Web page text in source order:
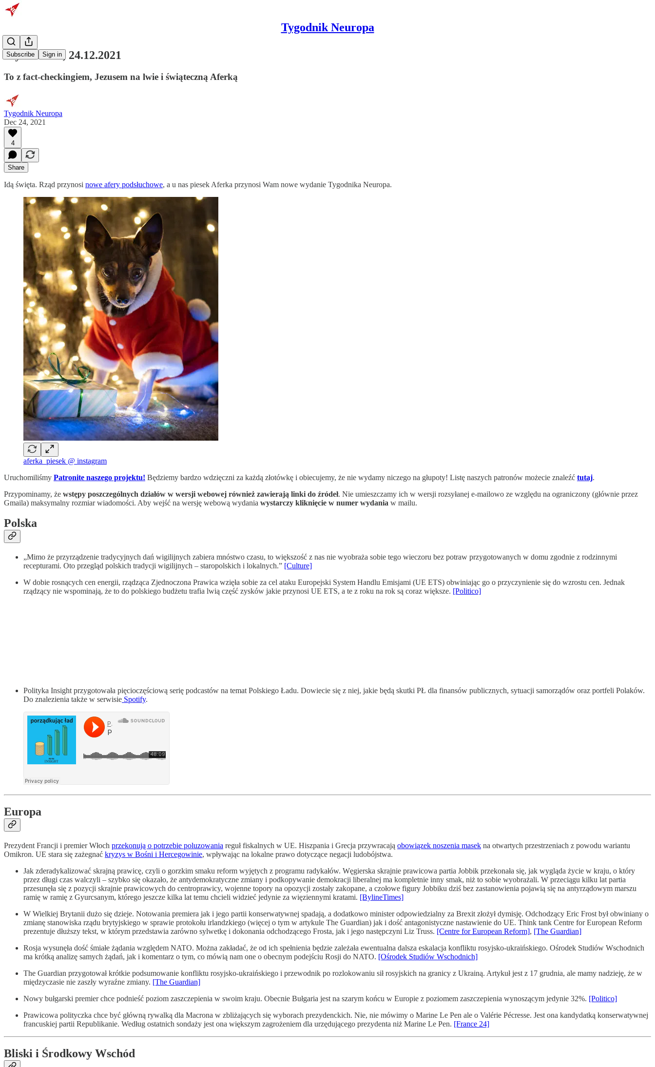
Tygodnik Neuropa
Subscribe Sign in
Wydanie 60, 24.12.2021
To z fact-checkingiem, Jezusem na lwie i świąteczną Aferką
Tygodnik Neuropa
Dec 24, 2021
4
Share
Idą święta. Rząd przynosi nowe afery podsłuchowe, a u nas piesek Aferka przynosi Wam nowe wydanie Tygodnika Neuropa.
aferka_piesek @ instagram
Uruchomiliśmy Patronite naszego projektu! Będziemy bardzo wdzięczni za każdą złotówkę i obiecujemy, że nie wydamy niczego na głupoty! Listę naszych patronów możecie znaleźć tutaj.
Przypominamy, że wstępy poszczególnych działów w wersji webowej również zawierają linki do źródeł. Nie umieszczamy ich w wersji rozsyłanej e-mailowo ze względu na ograniczony (głównie przez
Gmaila) maksymalny rozmiar wiadomości. Aby wejść na wersję webową wydania wystarczy kliknięcie w numer wydania w mailu.
Polska
„Mimo że przyrządzenie tradycyjnych dań wigilijnych zabiera mnóstwo czasu, to większość z nas nie wyobraża sobie tego wieczoru bez potraw przygotowanych w domu zgodnie z rodzinnymi
recepturami. Oto przegląd polskich tradycji wigilijnych – staropolskich i lokalnych.” [Culture]
W dobie rosnących cen energii, rządząca Zjednoczona Prawica wzięła sobie za cel ataku Europejski System Handlu Emisjami (UE ETS) obwiniając go o przyczynienie się do wzrostu cen. Jednak
rządzący nie wspominają, że to do polskiego budżetu trafia lwią część zysków jakie przynosi UE ETS, a te z roku na rok są coraz większe. [Politico]
Polityka Insight przygotowała pięcioczęściową serię podcastów na temat Polskiego Ładu. Dowiecie się z niej, jakie będą skutki PŁ dla finansów publicznych, sytuacji samorządów oraz portfeli Polaków.
Do znalezienia także w serwisie Spotify.
Europa
Prezydent Francji i premier Włoch przekonują o potrzebie poluzowania reguł fiskalnych w UE. Hiszpania i Grecja przywracają obowiązek noszenia masek na otwartych przestrzeniach z powodu wariantu
Omikron. UE stara się zażegnać kryzys w Bośni i Hercegowinie, wpływając na lokalne prawo dotyczące negacji ludobójstwa.
Jak zderadykalizować skrajną prawicę, czyli o gorzkim smaku reform wyjętych z programu radykałów. Węgierska skrajnie prawicowa partia Jobbik przekonała się, jak wygląda życie w kraju, o który
przez długi czas walczyli – szybko się okazało, że antydemokratyczne zmiany i podkopywanie demokracji liberalnej ma kompletnie inny smak, niż to sobie wyobrażali. W przeciągu kilku lat partia
przesunęła się z pozycji skrajnie prawicowych do centroprawicy, wojenne topory na opozycji zostały zakopane, a czołowe figury Jobbiku dziś bez zastanowienia pojawią się na antyrządowym marszu
ramię w ramię z Gyurcsanym, którego jeszcze kilka lat temu chcieli widzieć jedynie za więziennymi kratami. [BylineTimes]
W Wielkiej Brytanii dużo się dzieje. Notowania premiera jak i jego partii konserwatywnej spadają, a dodatkowo minister odpowiedzialny za Brexit złożył dymisję. Odchodzący Eric Frost był obwiniany o
zmianę stanowiska rządu brytyjskiego w sprawie protokołu irlandzkiego (więcej o tym w artykule The Guardian) jak i dość antagonistyczne nastawienie do UE. Think tank Centre for European Reform
prezentuje dłuższy tekst, w którym przedstawia zarówno sylwetkę i dokonania odchodzącego Frosta, jak i jego następczyni Liz Truss. [Centre for European Reform], [The Guardian]
Rosja wysunęła dość śmiałe żądania względem NATO. Można zakładać, że od ich spełnienia będzie zależała ewentualna dalsza eskalacja konfliktu rosyjsko-ukraińskiego. Ośrodek Studiów Wschodnich
ma krótką analizę samych żądań, jak i komentarz o tym, co mówią nam one o obecnym podejściu Rosji do NATO. [Ośrodek Studiów Wschodnich]
The Guardian przygotował krótkie podsumowanie konfliktu rosyjsko-ukraińskiego i przewodnik po rozlokowaniu sił rosyjskich na granicy z Ukrainą. Artykuł jest z 17 grudnia, ale mamy nadzieję, że w
międzyczasie nie zaszły wyraźne zmiany. [The Guardian]
Nowy bułgarski premier chce podnieść poziom zaszczepienia w swoim kraju. Obecnie Bułgaria jest na szarym końcu w Europie z poziomem zaszczepienia wynoszącym jedynie 32%. [Politico]
Prawicowa polityczka chce być główną rywalką dla Macrona w zbliżających się wyborach prezydenckich. Nie, nie mówimy o Marine Le Pen ale o Valérie Pécresse. Jest ona kandydatką konserwatywnej
francuskiej partii Republikanie. Według ostatnich sondaży jest ona większym zagrożeniem dla urzędującego prezydenta niż Marine Le Pen. [France 24]
Bliski i Środkowy Wschód